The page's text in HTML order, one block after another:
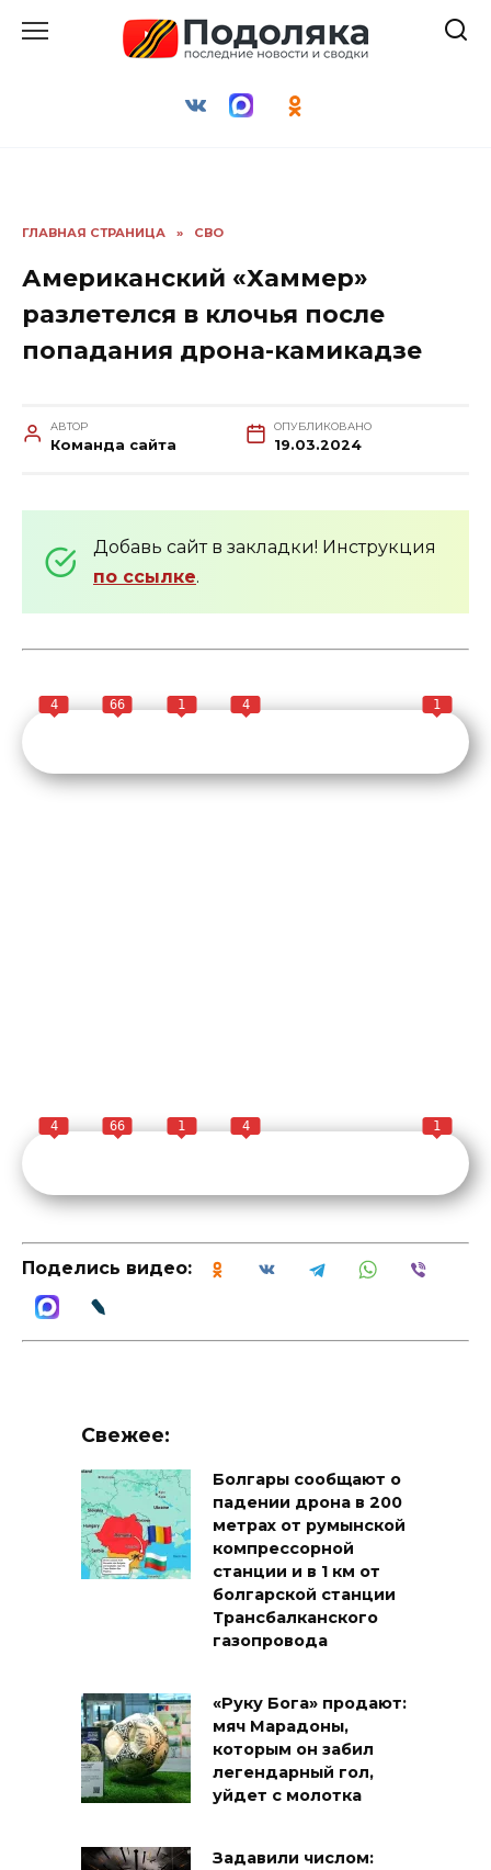
ГЛАВНАЯ СТРАНИЦА » СВО
Американский «Хаммер»
разлетелся в клочья после
попадания дрона-камикадзе
АВТОР
Команда сайта
ОПУБЛИКОВАНО
19.03.2024
Добавь сайт в закладки! Инструкция
по ссылке.
4 66 1 4 1
4 66 1 4 1
Поделись видео:
Свежее:
Болгары сообщают о
падении дрона в 200
метрах от румынской
компрессорной
станции и в 1 км от
болгарской станции
Трансбалканского
газопровода
«Руку Бога» продают:
мяч Марадоны,
которым он забил
легендарный гол,
уйдет с молотка
Задавили числом: